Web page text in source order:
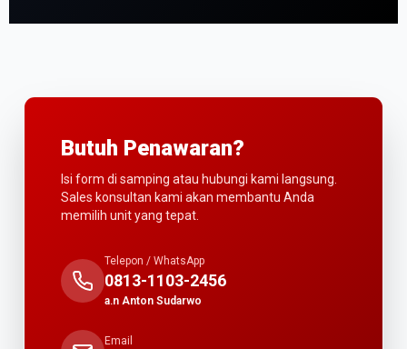
Butuh Penawaran?
Isi form di samping atau hubungi kami langsung.
Sales konsultan kami akan membantu Anda
memilih unit yang tepat.
Telepon / WhatsApp
0813-1103-2456
a.n Anton Sudarwo
Email